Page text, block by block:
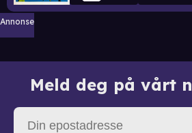
Annonse
Meld deg på vårt